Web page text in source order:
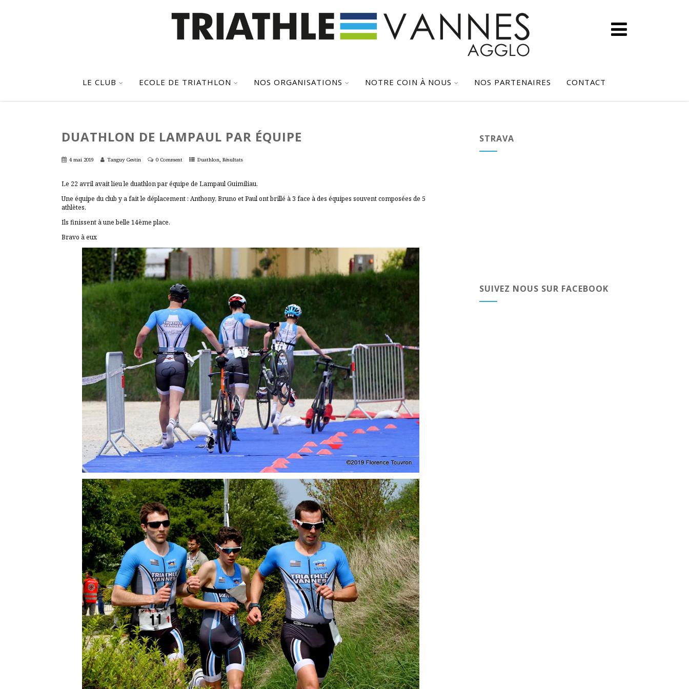
LE CLUB ECOLE DE TRIATHLON NOS ORGANISATIONS NOTRE COIN À NOUS NOS PARTENAIRES CONTACT
DUATHLON DE LAMPAUL PAR ÉQUIPE
4 mai 2019 Tanguy Gestin 0 Comment Duathlon ,Résultats
Le 22 avril avait lieu le duathlon par équipe de Lampaul Guimiliau.
Une équipe du club y a fait le déplacement : Anthony, Bruno et Paul ont brillé à 3 face à des équipes souvent composées de 5
athlètes.
Ils finissent à une belle 14ème place.
Bravo à eux
STRAVA
SUIVEZ NOUS SUR FACEBOOK